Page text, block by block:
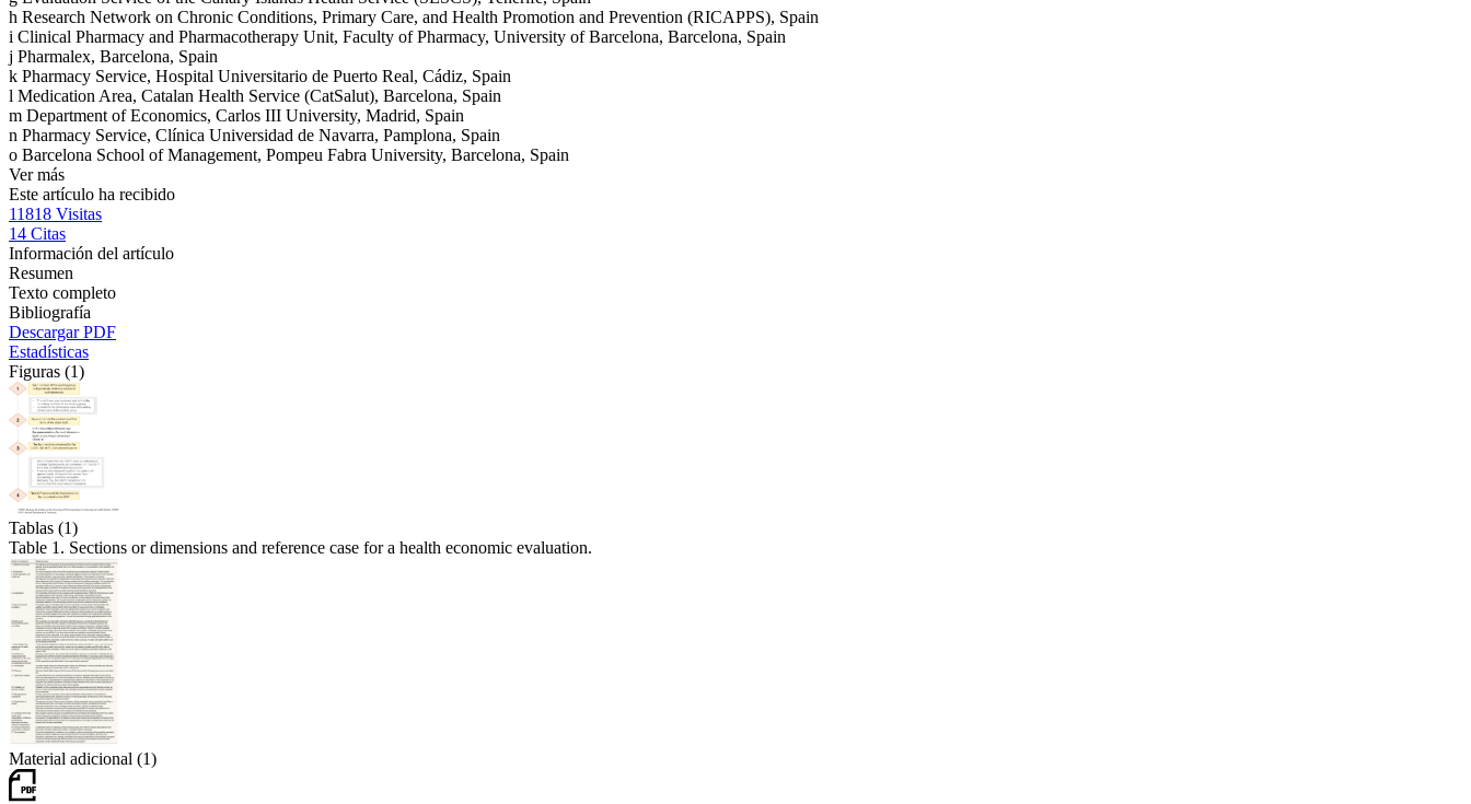
h Research Network on Chronic Conditions, Primary Care, and Health Promotion and Prevention (RICAPPS), Spain
i Clinical Pharmacy and Pharmacotherapy Unit, Faculty of Pharmacy, University of Barcelona, Barcelona, Spain
j Pharmalex, Barcelona, Spain
k Pharmacy Service, Hospital Universitario de Puerto Real, Cádiz, Spain
l Medication Area, Catalan Health Service (CatSalut), Barcelona, Spain
m Department of Economics, Carlos III University, Madrid, Spain
n Pharmacy Service, Clínica Universidad de Navarra, Pamplona, Spain
o Barcelona School of Management, Pompeu Fabra University, Barcelona, Spain
Ver más
Este artículo ha recibido
11818 Visitas
14 Citas
Información del artículo
Resumen
Texto completo
Bibliografía
Descargar PDF
Estadísticas
Figuras (1)
Tablas (1)
Table 1. Sections or dimensions and reference case for a health economic evaluation.
Material adicional (1)